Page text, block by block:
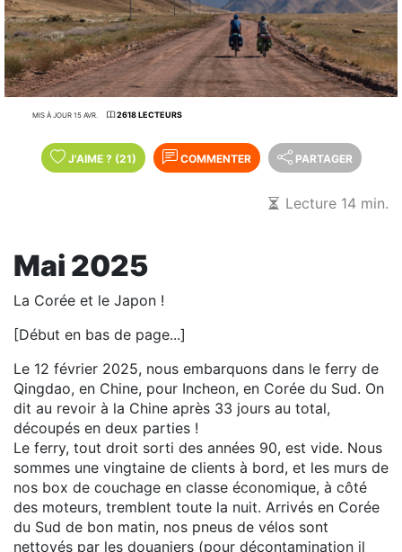
MIS À JOUR 15 AVR. 2618 LECTEURS
J'AIME ? (21) COMMENTER PARTAGER
Lecture 14 min.
Mai 2025
La Corée et le Japon !
[Début en bas de page...]
Le 12 février 2025, nous embarquons dans le ferry de
Qingdao, en Chine, pour Incheon, en Corée du Sud. On
dit au revoir à la Chine après 33 jours au total,
découpés en deux parties !
Le ferry, tout droit sorti des années 90, est vide. Nous
sommes une vingtaine de clients à bord, et les murs de
nos box de couchage en classe économique, à côté
des moteurs, tremblent toute la nuit. Arrivés en Corée
du Sud de bon matin, nos pneus de vélos sont
nettoyés par les douaniers (pour décontamination il